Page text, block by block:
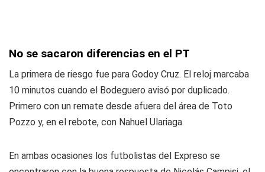
No se sacaron diferencias en el PT
La primera de riesgo fue para Godoy Cruz. El reloj marcaba
10 minutos cuando el Bodeguero avisó por duplicado.
Primero con un remate desde afuera del área de Toto
Pozzo y, en el rebote, con Nahuel Ulariaga.
En ambas ocasiones los futbolistas del Expreso se